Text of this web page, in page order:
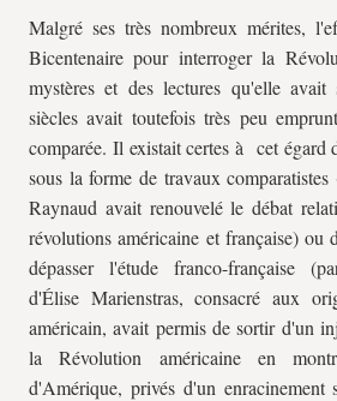
Malgré ses très nombreux mérites,
Bicentenaire pour interroger la
mystères et des lectures qu'elle avait
siècles avait toutefois très peu
comparée. Il existait certes à cet égard
sous la forme de travaux
Raynaud avait renouvelé le débat
révolutions américaine et française) ou
dépasser l'étude franco-française
d'Élise Marienstras, consacré aux
américain, avait permis de sortir d'un
la Révolution américaine en
d'Amérique, privés d'un enracinement